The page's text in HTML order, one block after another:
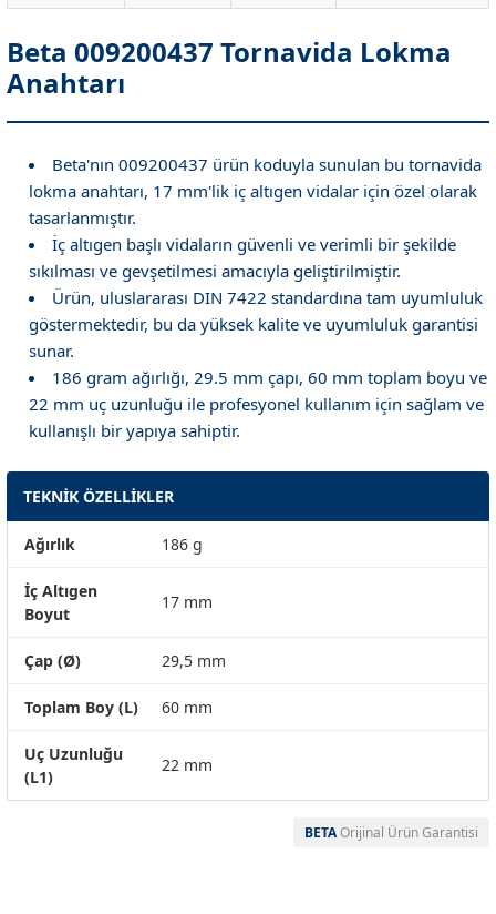
Beta 009200437 Tornavida Lokma
Anahtarı
Beta'nın 009200437 ürün koduyla sunulan bu tornavida
lokma anahtarı, 17 mm'lik iç altıgen vidalar için özel olarak
tasarlanmıştır.
İç altıgen başlı vidaların güvenli ve verimli bir şekilde
sıkılması ve gevşetilmesi amacıyla geliştirilmiştir.
Ürün, uluslararası DIN 7422 standardına tam uyumluluk
göstermektedir, bu da yüksek kalite ve uyumluluk garantisi
sunar.
186 gram ağırlığı, 29.5 mm çapı, 60 mm toplam boyu ve
22 mm uç uzunluğu ile profesyonel kullanım için sağlam ve
kullanışlı bir yapıya sahiptir.
TEKNİK ÖZELLİKLER
Ağırlık 186 g
İç Altıgen
Boyut
17 mm
Çap (Ø) 29,5 mm
Toplam Boy (L) 60 mm
Uç Uzunluğu
(L1)
22 mm
BETAOrijinal Ürün Garantisi